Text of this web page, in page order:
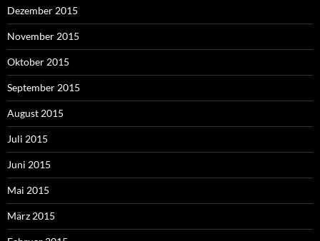
Dezember 2015
November 2015
Oktober 2015
September 2015
August 2015
Juli 2015
Juni 2015
Mai 2015
März 2015